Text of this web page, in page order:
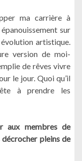
ma carrière à
sur
artistique.
version de moi-
de rêves vivre
le jour. Quoi qu’il
à prendre les
aux membres de
pleins de